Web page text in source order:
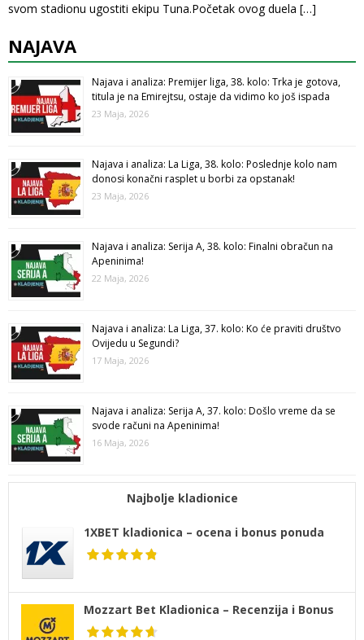
svom stadionu ugostiti ekipu Tuna.Početak ovog duela […]
NAJAVA
Najava i analiza: Premijer liga, 38. kolo: Trka je gotova,
titula je na Emirejtsu, ostaje da vidimo ko još ispada
23 Maja, 2026
Najava i analiza: La Liga, 38. kolo: Poslednje kolo nam
donosi konačni rasplet u borbi za opstanak!
23 Maja, 2026
Najava i analiza: Serija A, 38. kolo: Finalni obračun na
Apeninima!
22 Maja, 2026
Najava i analiza: La Liga, 37. kolo: Ko će praviti društvo
Ovijedu u Segundi?
17 Maja, 2026
Najava i analiza: Serija A, 37. kolo: Došlo vreme da se
svode računi na Apeninima!
16 Maja, 2026
Najbolje kladionice
1XBET kladionica – ocena i bonus ponuda
Mozzart Bet Kladionica – Recenzija i Bonus